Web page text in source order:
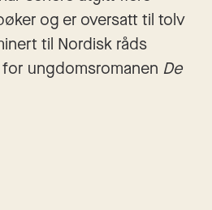
og er oversatt til tolv
til Nordisk råds
ungdomsromanen De